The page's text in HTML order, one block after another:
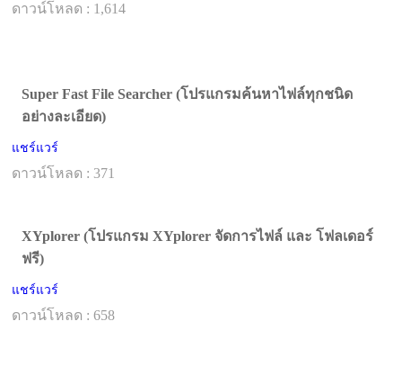
ดาวน์โหลด : 1,614
Super Fast File Searcher (โปรแกรมค้นหาไฟล์ทุกชนิด
อย่างละเอียด)
แชร์แวร์
ดาวน์โหลด : 371
XYplorer (โปรแกรม XYplorer จัดการไฟล์ และ โฟลเดอร์
ฟรี)
แชร์แวร์
ดาวน์โหลด : 658